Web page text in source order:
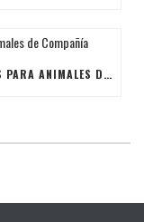
TENDENCIAS DEL MERCADO DE SERVICIOS PARA ANIMALES DE COMPAÑÍA